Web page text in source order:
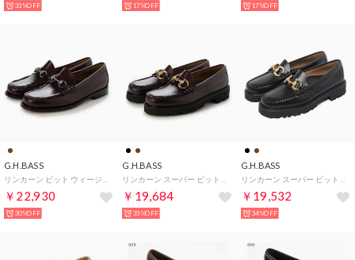
33%OFF 17%OFF 17%OFF
G.H.BASS
￥22,930
30%OFF
G.H.BASS
￥19,684
33%OFF
G.H.BASS
￥19,532
34%OFF